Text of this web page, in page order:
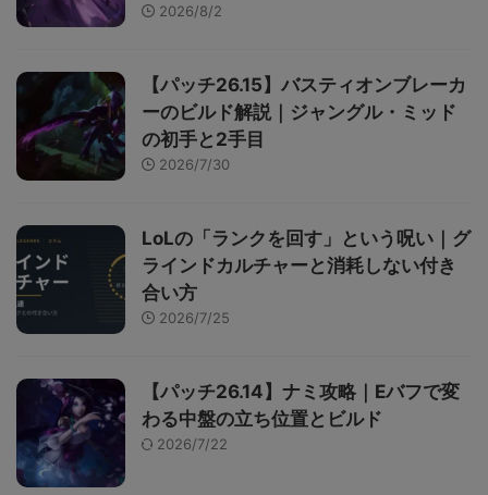
2026/8/2
【パッチ26.15】バスティオンブレーカ
ーのビルド解説｜ジャングル・ミッド
の初手と2手目
2026/7/30
LoLの「ランクを回す」という呪い｜グ
ラインドカルチャーと消耗しない付き
合い方
2026/7/25
【パッチ26.14】ナミ攻略｜Eバフで変
わる中盤の立ち位置とビルド
2026/7/22